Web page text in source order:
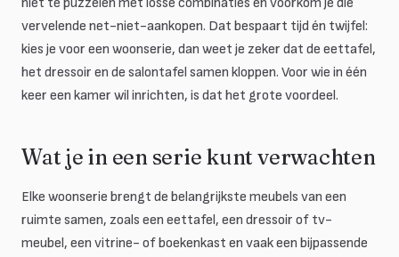
vervelende net-niet-aankopen. Dat bespaart tijd én twijfel:
kies je voor een woonserie, dan weet je zeker dat de eettafel,
het dressoir en de salontafel samen kloppen. Voor wie in één
keer een kamer wil inrichten, is dat het grote voordeel.
Wat je in een serie kunt verwachten
Elke woonserie brengt de belangrijkste meubels van een
ruimte samen, zoals een eettafel, een dressoir of tv-
meubel, een vitrine- of boekenkast en vaak een bijpassende